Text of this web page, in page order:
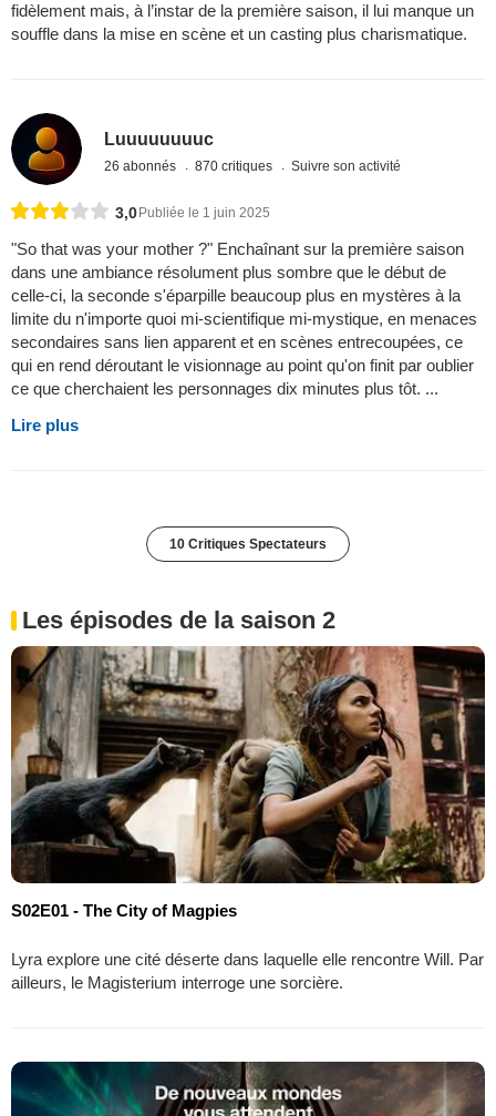
fidèlement mais, à l’instar de la première saison, il lui manque un
souffle dans la mise en scène et un casting plus charismatique.
Luuuuuuuuc
26 abonnés 870 critiques Suivre son activité
3,0Publiée le 1 juin 2025
"So that was your mother ?" Enchaînant sur la première saison
dans une ambiance résolument plus sombre que le début de
celle-ci, la seconde s'éparpille beaucoup plus en mystères à la
limite du n'importe quoi mi-scientifique mi-mystique, en menaces
secondaires sans lien apparent et en scènes entrecoupées, ce
qui en rend déroutant le visionnage au point qu'on finit par oublier
ce que cherchaient les personnages dix minutes plus tôt. ...
Lire plus
10 Critiques Spectateurs
Les épisodes de la saison 2
S02E01 - The City of Magpies
Lyra explore une cité déserte dans laquelle elle rencontre Will. Par
ailleurs, le Magisterium interroge une sorcière.